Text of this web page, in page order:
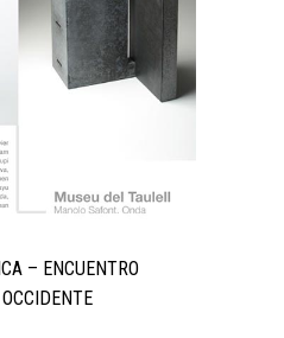
– ENCUENTRO